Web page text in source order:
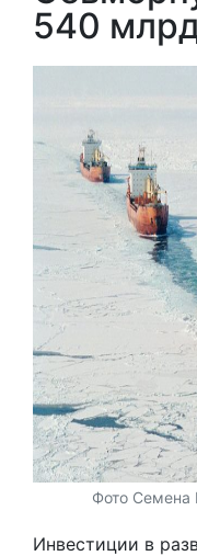
540
Фото
Инвестиции в